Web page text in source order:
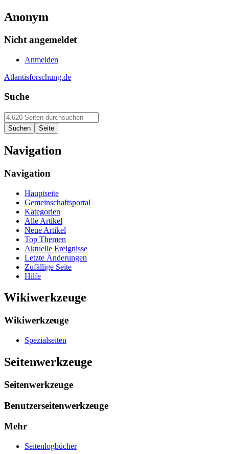
Anonym
Nicht angemeldet
Anmelden
Atlantisforschung.de
Suche
Navigation
Navigation
Hauptseite
Gemeinschaftsportal
Kategorien
Alle Artikel
Neue Artikel
Top Themen
Aktuelle Ereignisse
Letzte Änderungen
Zufällige Seite
Hilfe
Wikiwerkzeuge
Wikiwerkzeuge
Spezialseiten
Seitenwerkzeuge
Seitenwerkzeuge
Benutzerseitenwerkzeuge
Mehr
Seitenlogbücher